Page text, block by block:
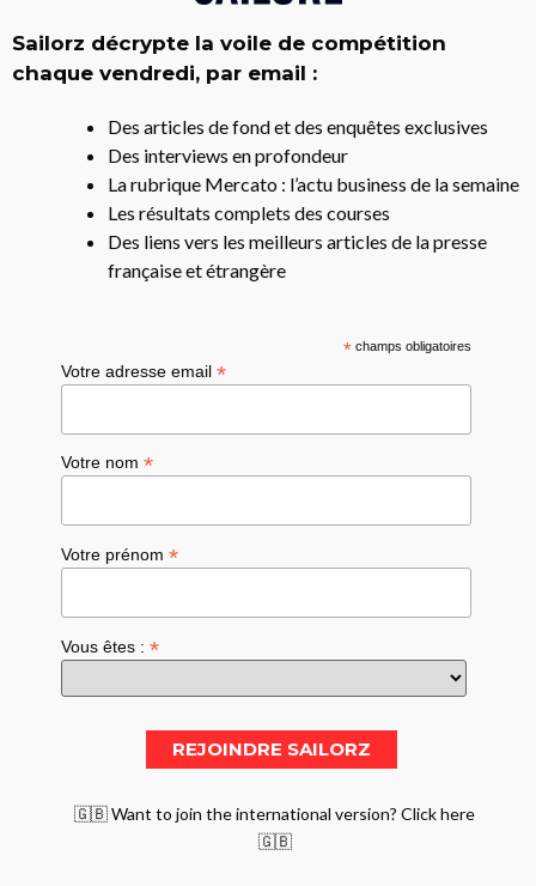
Sailorz décrypte la voile de compétition
chaque vendredi, par email :
Des articles de fond et des enquêtes exclusives
Des interviews en profondeur
La rubrique Mercato : l’actu business de la semaine
Les résultats complets des courses
Des liens vers les meilleurs articles de la presse
française et étrangère
*champs obligatoires
Votre adresse email*
Votre nom*
Votre prénom*
Vous êtes :*
🇬🇧 Want to join the international version? Click here
🇬🇧